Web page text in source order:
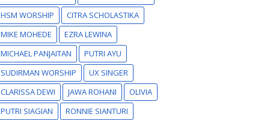
HSM WORSHIP
CITRA SCHOLASTIKA
MIKE MOHEDE
EZRA LEWINA
MICHAEL PANJAITAN
PUTRI AYU
SUDIRMAN WORSHIP
UX SINGER
CLARISSA DEWI
JAWA ROHANI
OLIVIA
PUTRI SIAGIAN
RONNIE SIANTURI